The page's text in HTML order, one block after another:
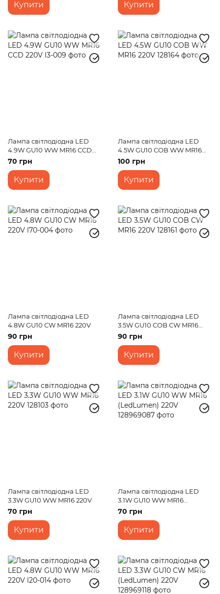
Купити Купити
Лампа світлодіодна LED
4.9W GU10 WW MR16 CCD
220V
70 грн
Купити
Лампа світлодіодна LED
4.5W GU10 COB WW MR16
220V
100 грн
Купити
Лампа світлодіодна LED
4.8W GU10 CW MR16 220V
90 грн
Купити
Лампа світлодіодна LED
3.5W GU10 COB CW MR16
220V
90 грн
Купити
Лампа світлодіодна LED
3.3W GU10 WW MR16 220V
70 грн
Купити
Лампа світлодіодна LED
3.1W GU10 WW MR16
(LedLumen) 220V
70 грн
Купити